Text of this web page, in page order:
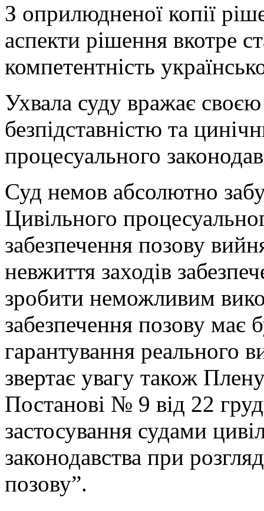
З оприлюдненої копії
аспекти рішення вкотре
компетентність
Ухвала суду вражає
безпідставністю та
процесуального
Суд немов абсолютно
Цивільного
забезпечення позову
невжиття заходів
зробити неможливим
забезпечення позову має
гарантування реального
звертає увагу також
Постанові № 9 від 22
застосування судами
законодавства при
позову”.